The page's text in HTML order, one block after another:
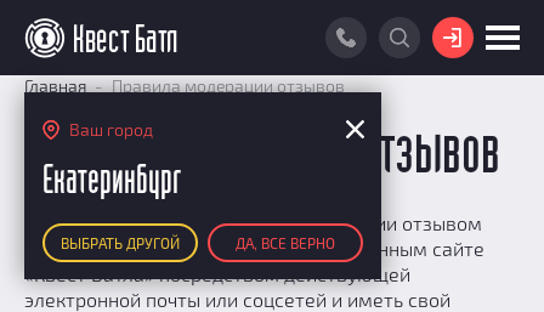
Ваш город
Екатеринбург
ВЫБРАТЬ ДРУГОЙ ДА, ВСЕ ВЕРНО
ВОЙТИ
КАРТА КВЕСТОВ
РЕЙТИНГ КОМАНД
Итоговый рейтинг
ПОИСК КОМАНДЫ
Главная Правила модерации отзывов
Правила модерации отзывов
Для успешного прохождения модерации отзывом
вам необходимо быть зарегистрированным сайте
«Квест Батла» посредством действующей
электронной почты или соцсетей и иметь свой